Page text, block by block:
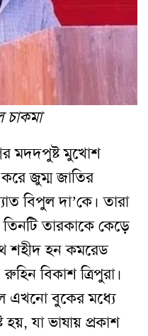
চাকমা
মদদপুষ্ট মুখোশ
করে জুম্ম জাতির
বিপুল দা’কে। তারা
তারকাকে কেড়ে
শহীদ হন কমরেড
বিকাশ ত্রিপুরা।
এখনো বুকের মধ্যে
হয়, যা ভাষায় প্রকাশ